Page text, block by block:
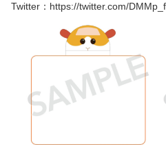
Twitter：https://twitter.com/